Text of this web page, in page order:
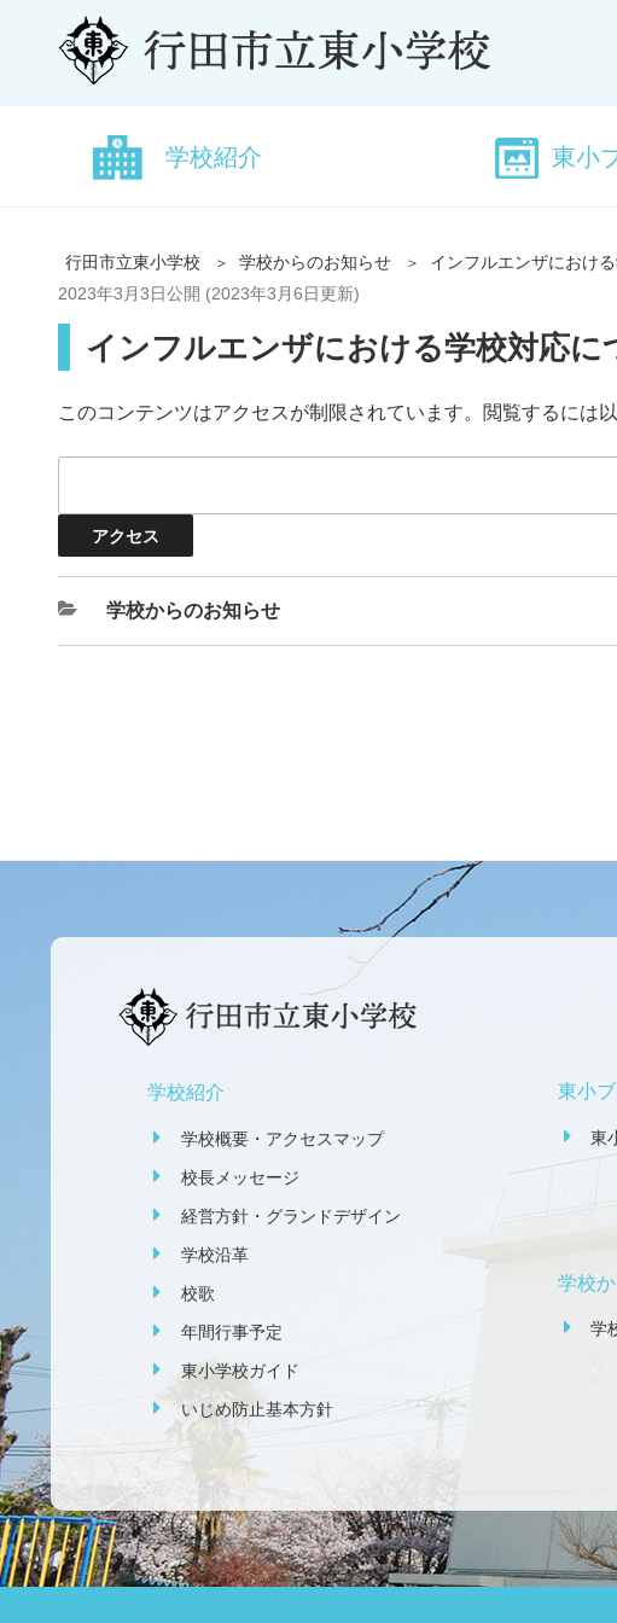
学校紹介 東小
行田市立東小学校 学校からのお知らせ
インフルエンザにおけ
2023年3月3日公開 (2023年3月6日更新)
インフルエンザにおける学校対応に
このコンテンツはアクセスが制限されています。閲覧するには
学校からのお知らせ
学校紹介
学校概要・アクセスマップ
校長メッセージ
経営方針・グランドデザイン
学校沿革
校歌
年間行事予定
東小学校ガイド
いじめ防止基本方針
東小
東
学校
学